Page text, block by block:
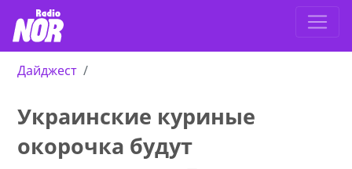
Дайджест
Украинские куриные
окорочка будут